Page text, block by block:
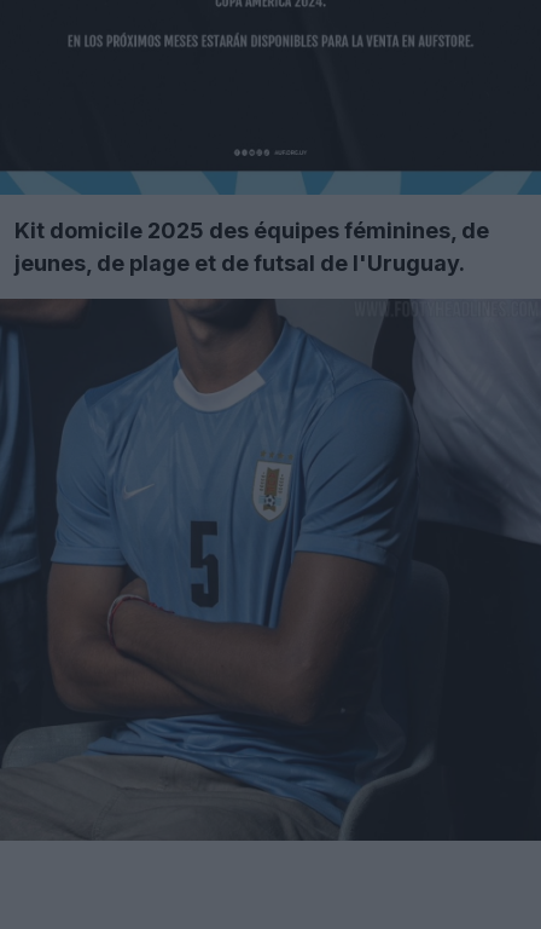
Kit domicile 2025 des équipes féminines, de
jeunes, de plage et de futsal de l'Uruguay.